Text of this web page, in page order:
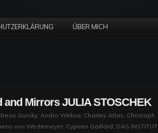
ÜBER MICH
Mirrors JULIA STOSCHEK
Gursky, Andro Wekua, Charles Atlas, Christoph
von Wedemeyer, Cyprien Gaillard, DAS INSTITUT